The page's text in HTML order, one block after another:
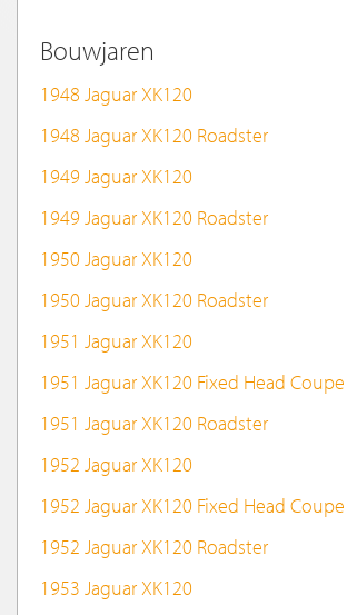
Bouwjaren
1948 Jaguar XK120
1948 Jaguar XK120 Roadster
1949 Jaguar XK120
1949 Jaguar XK120 Roadster
1950 Jaguar XK120
1950 Jaguar XK120 Roadster
1951 Jaguar XK120
1951 Jaguar XK120 Fixed Head Coupe
1951 Jaguar XK120 Roadster
1952 Jaguar XK120
1952 Jaguar XK120 Fixed Head Coupe
1952 Jaguar XK120 Roadster
1953 Jaguar XK120